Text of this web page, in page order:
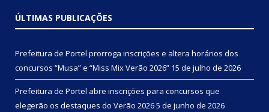
ÚLTIMAS PUBLICAÇÕES
Prefeitura de Portel prorroga inscrições e altera horários dos
concursos “Musa” e “Miss Mix Verão 2026” 15 de julho de 2026
Prefeitura de Portel abre inscrições para concursos que
elegerão os destaques do Verão 20265 de junho de 2026